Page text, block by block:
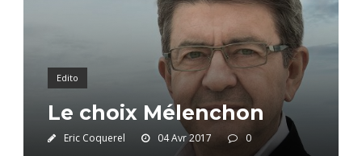
Edito
Le choix Mélenchon
Eric Coquerel 04 Avr 2017 0